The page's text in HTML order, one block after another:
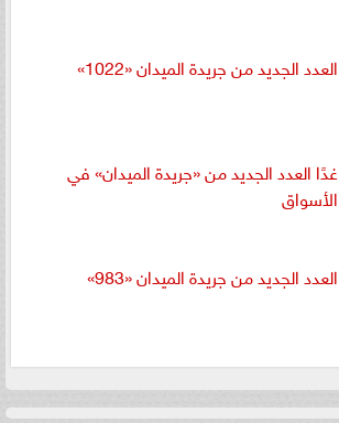
العدد الجديد من جريدة الميدان «1022»
غدًا العدد الجديد من «جريدة الميدان» في
الأسواق
العدد الجديد من جريدة الميدان «983»